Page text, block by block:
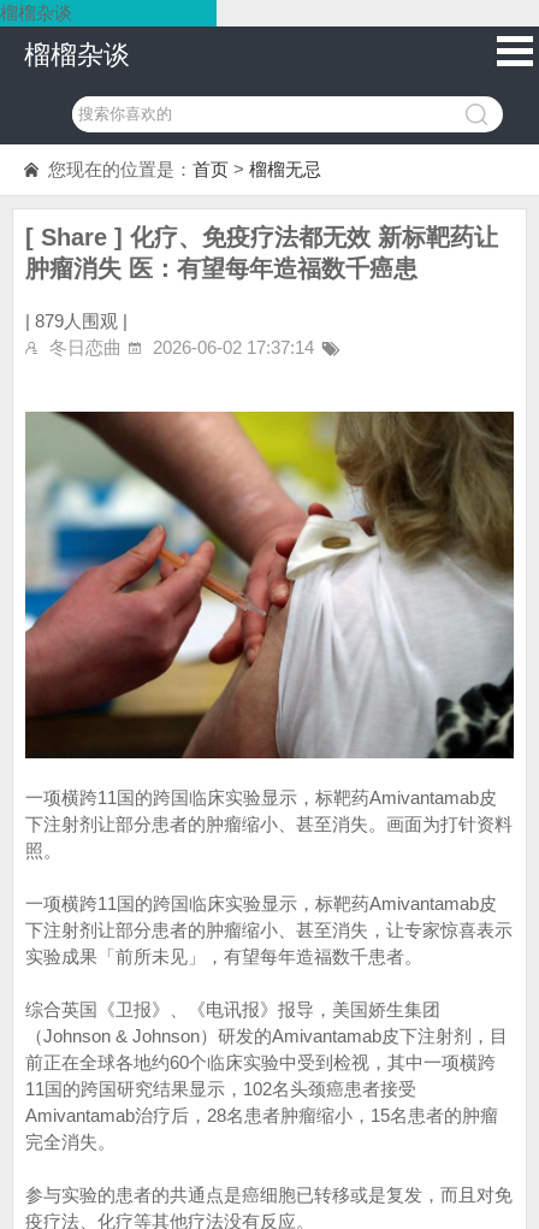
榴榴杂谈
榴榴杂谈
您现在的位置是： 首页 > 榴榴无忌
[ Share ] 化疗、免疫疗法都无效 新标靶药让
肿瘤消失 医：有望每年造福数千癌患
| 879人围观 |
冬日恋曲
2026-06-02 17:37:14
一项横跨11国的跨国临床实验显示，标靶药Amivantamab皮
下注射剂让部分患者的肿瘤缩小、甚至消失。画面为打针资料
照。
一项横跨11国的跨国临床实验显示，标靶药Amivantamab皮
下注射剂让部分患者的肿瘤缩小、甚至消失，让专家惊喜表示
实验成果「前所未见」，有望每年造福数千患者。
综合英国《卫报》、《电讯报》报导，美国娇生集团
（Johnson & Johnson）研发的Amivantamab皮下注射剂，目
前正在全球各地约60个临床实验中受到检视，其中一项横跨
11国的跨国研究结果显示，102名头颈癌患者接受
Amivantamab治疗后，28名患者肿瘤缩小，15名患者的肿瘤
完全消失。
参与实验的患者的共通点是癌细胞已转移或是复发，而且对免
疫疗法、化疗等其他疗法没有反应。